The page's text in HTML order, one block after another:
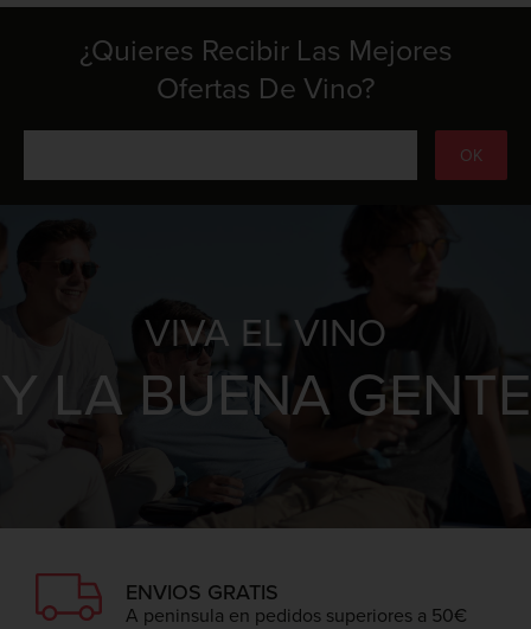
¿Quieres Recibir Las Mejores
Ofertas De Vino?
VIVA EL VINO
Y LA BUENA GENTE
ENVIOS GRATIS
A peninsula en pedidos superiores a 50€